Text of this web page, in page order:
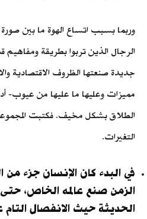
وربما بسبب اتساع الهوة ما بين
الرجال الذين تربوا بطريقة ومفاهيم
جديدة صنعتها الظروف الاقتصادية
مميزات وعليها ما عليها من عيوب-
الطلاق بشكل مخيف. فكتبت
التغيرات.
في البدء كان الإنسان جزء من
الزمن صنع عالمه الخاص، حتى
الحديثة حيث الانفصال